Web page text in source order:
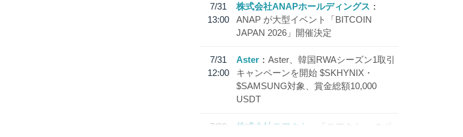
7/31
13:00
株式会社ANAPホールディングス
ANAP が大型イベント「BITCOIN
JAPAN 2026」開催決定
7/31
12:00
Aster
Aster、韓国RWAシーズン1取引
キャンペーンを開始 $SKHYNIX・
$SAMSUNG対象、賞金総額10,000
USDT
7/30
株式会社モアクト
「モアクト」 のポ